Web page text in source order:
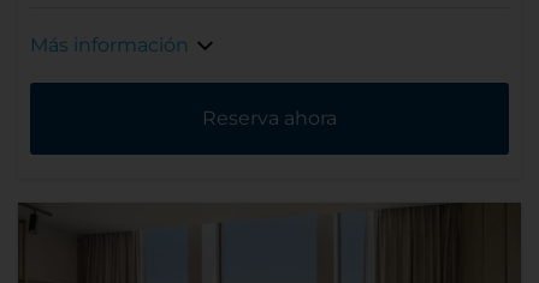
Más información
Reserva ahora